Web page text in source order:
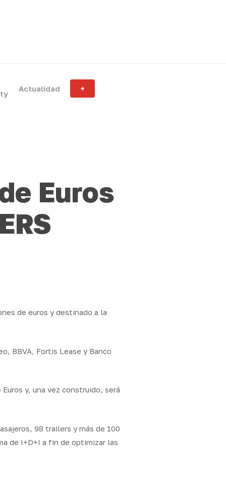
Actualidad +
Euros
de euros y destinado a la
BBVA, Fortis Lease y Banco
y, una vez construido, será
98 trailers y más de 100
de I+D+I a fin de optimizar las